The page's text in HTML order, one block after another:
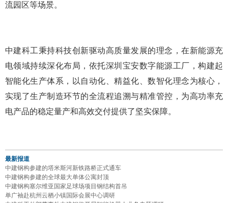
流园区等场景。
中建科工秉持科技创新驱动高质量发展的理念，在新能源充
电领域持续深化布局，依托深圳宝安数字能源工厂，构建起
智能化生产体系，以自动化、精益化、数智化理念为核心，
实现了生产制造环节的全流程追溯与精准管控，为高功率充
电产品的稳定量产和高效交付提供了坚实保障。
最新报道
中建钢构参建的塔米斯河新铁路桥正式通车
中建钢构参建的全球最大单体公寓封顶
中建钢构塞尔维亚国家足球场项目钢结构首吊
单广袖赴杭州云栖小镇国际会展中心调研